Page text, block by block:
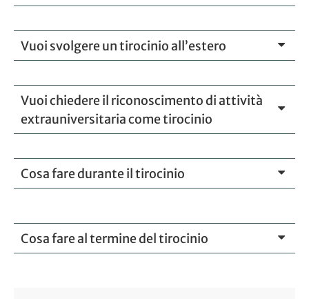
Vuoi svolgere un tirocinio all’estero
Vuoi chiedere il riconoscimento di attività
extrauniversitaria come tirocinio
Cosa fare durante il tirocinio
Cosa fare al termine del tirocinio